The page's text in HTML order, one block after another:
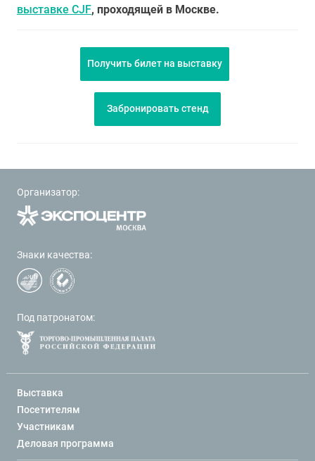
выставке CJF, проходящей в Москве.
Получить билет на выставку
Забронировать стенд
Организатор:
Знаки качества:
Под патронатом:
Выставка
Посетителям
Участникам
Деловая программа